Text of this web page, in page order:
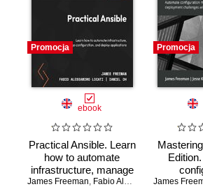
Promocja
ebook
Practical Ansible. Learn
how to automate
infrastructure, manage
configuration, and
James Freeman, Fabio Alessandro Locati ,
Promocja
James